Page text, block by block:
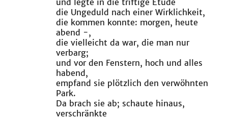
und legte in die triftige Etüde
die Ungeduld nach einer Wirklichkeit,
die kommen konnte: morgen, heute
abend -,
die vielleicht da war, die man nur
verbarg;
und vor den Fenstern, hoch und alles
habend,
empfand sie plötzlich den verwöhnten
Park.
Da brach sie ab; schaute hinaus,
verschränkte